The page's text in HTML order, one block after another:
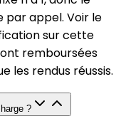
par appel. Voir le
sur cette
remboursées
les rendus réussis.
?